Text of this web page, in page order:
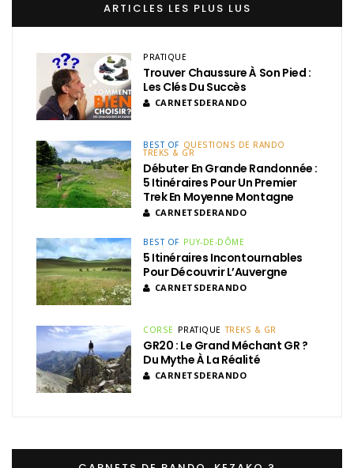
ARTICLES LES PLUS LUS
PRATIQUE
Trouver Chaussure À Son Pied :
Les Clés Du Succès
CARNETSDERANDO
BEST OF QUESTIONS DE RANDO
TREKS & GR
Débuter En Grande Randonnée :
5 Itinéraires Pour Un Premier
Trek En Moyenne Montagne
CARNETSDERANDO
BEST OF PUY-DE-DÔME
5 Itinéraires Incontournables
Pour Découvrir L’Auvergne
CARNETSDERANDO
CORSE PRATIQUE TREKS & GR
GR20 : Le Grand Méchant GR ?
Du Mythe À La Réalité
CARNETSDERANDO